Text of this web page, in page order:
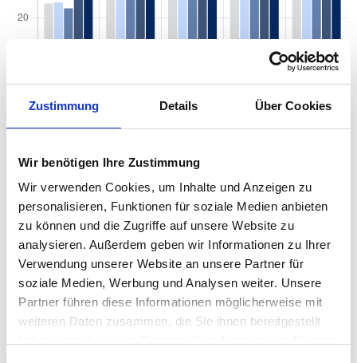
Zustimmung Details Über Cookies
Wir benötigen Ihre Zustimmung
Wir verwenden Cookies, um Inhalte und Anzeigen zu
personalisieren, Funktionen für soziale Medien anbieten
zu können und die Zugriffe auf unsere Website zu
analysieren. Außerdem geben wir Informationen zu Ihrer
Verwendung unserer Website an unsere Partner für
soziale Medien, Werbung und Analysen weiter. Unsere
Partner führen diese Informationen möglicherweise mit
weiteren Daten zusammen, die Sie ihnen bereitgestellt
Wohnungen nach Wohnungstyp
2 2024 2025 2026
zum
Sonstige 3.715 € 3.675 €
-5,99
Erdgeschosswohnung 3.355 € 3.360 € 3.389 €
+29,14
+0,87
Souterrain 2.840 € 2.952 € 3.117 €
+5,58